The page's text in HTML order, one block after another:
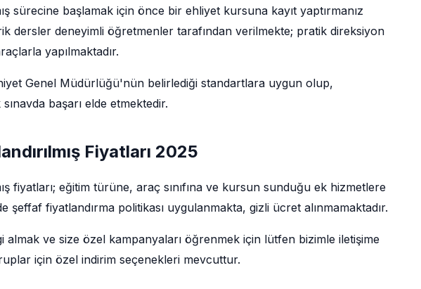
sürecine başlamak için önce bir ehliyet kursuna kayıt yaptırmanız
dersler deneyimli öğretmenler tarafından verilmekte; pratik direksiyon
yapılmaktadır.
Genel Müdürlüğü'nün belirlediği standartlara uygun olup,
başarı elde etmektedir.
Fiyatları 2025
fiyatları; eğitim türüne, araç sınıfına ve kursun sunduğu ek hizmetlere
şeffaf fiyatlandırma politikası uygulanmakta, gizli ücret alınmamaktadır.
almak ve size özel kampanyaları öğrenmek için lütfen bizimle iletişime
için özel indirim seçenekleri mevcuttur.